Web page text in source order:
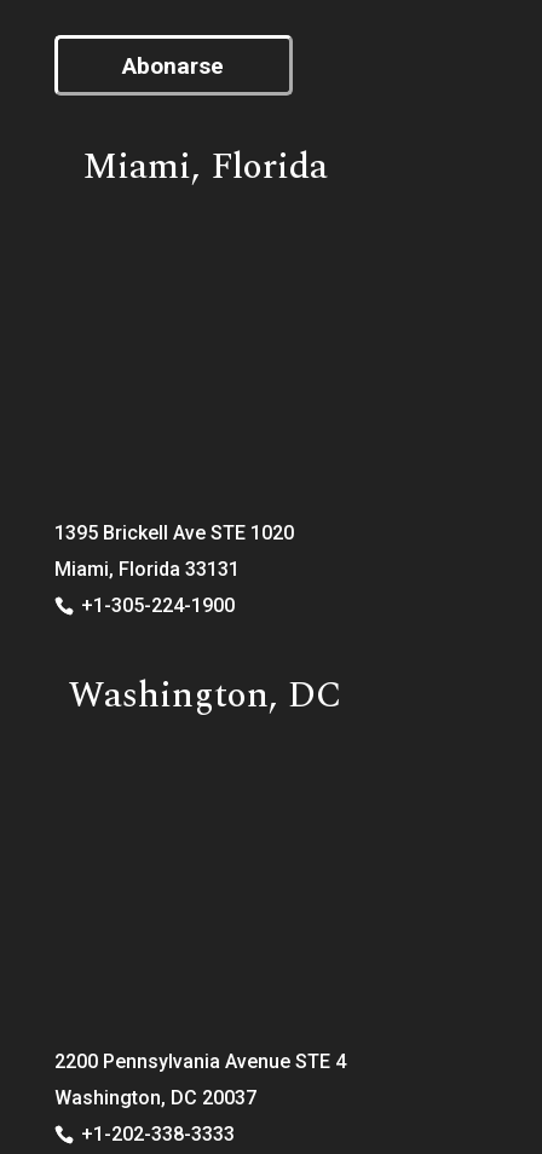
Abonarse
Miami, Florida
1395 Brickell Ave STE 1020
Miami, Florida 33131
+1-305-224-1900
Washington, DC
2200 Pennsylvania Avenue STE 4
Washington, DC 20037
+1-202-338-3333